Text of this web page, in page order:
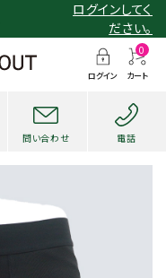
ログインしてく
ださい。
ログイン
0
カート
問い合わせ 電話